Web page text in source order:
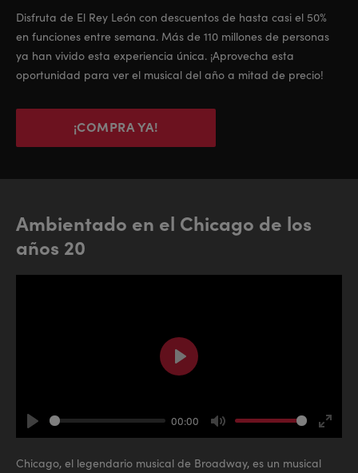
Disfruta de El Rey León con descuentos de hasta casi el 50%
en funciones entre semana. Más de 110 millones de personas
ya han vivido esta experiencia única. ¡Aprovecha esta
oportunidad para ver el musical del año a mitad de precio!
¡COMPRA YA!
Chicago, el legendario musical de Broadway, es un musical
Ambientado en el Chicago de los
años 20
Play
00:00
Mute
Enter
Play